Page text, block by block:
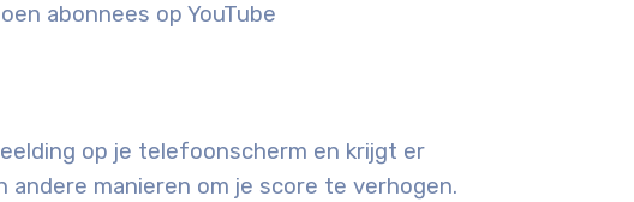
abonnees op YouTube
op je telefoonscherm en krijgt er
manieren om je score te verhogen.